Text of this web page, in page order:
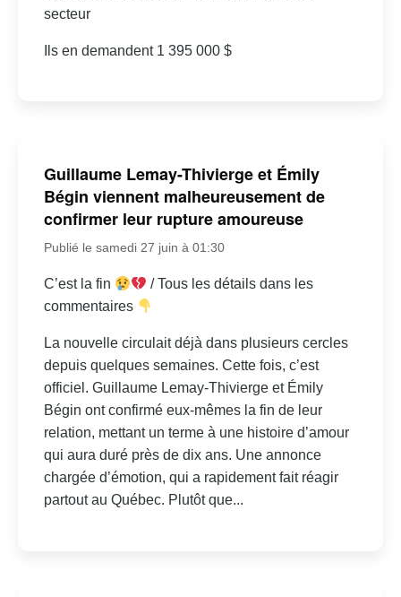
secteur
Ils en demandent 1 395 000 $
Guillaume Lemay-Thivierge et Émily
Bégin viennent malheureusement de
confirmer leur rupture amoureuse
Publié le samedi 27 juin à 01:30
C’est la fin
/ Tous les détails dans les
commentaires
La nouvelle circulait déjà dans plusieurs cercles
depuis quelques semaines. Cette fois, c’est
officiel. Guillaume Lemay-Thivierge et Émily
Bégin ont confirmé eux-mêmes la fin de leur
relation, mettant un terme à une histoire d’amour
qui aura duré près de dix ans. Une annonce
chargée d’émotion, qui a rapidement fait réagir
partout au Québec. Plutôt que...